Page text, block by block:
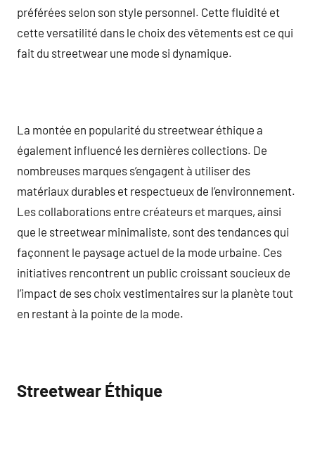
préférées selon son style personnel. Cette fluidité et
cette versatilité dans le choix des vêtements est ce qui
fait du streetwear une mode si dynamique.
La montée en popularité du streetwear éthique a
également influencé les dernières collections. De
nombreuses marques s’engagent à utiliser des
matériaux durables et respectueux de l’environnement.
Les collaborations entre créateurs et marques, ainsi
que le streetwear minimaliste, sont des tendances qui
façonnent le paysage actuel de la mode urbaine. Ces
initiatives rencontrent un public croissant soucieux de
l’impact de ses choix vestimentaires sur la planète tout
en restant à la pointe de la mode.
Streetwear Éthique